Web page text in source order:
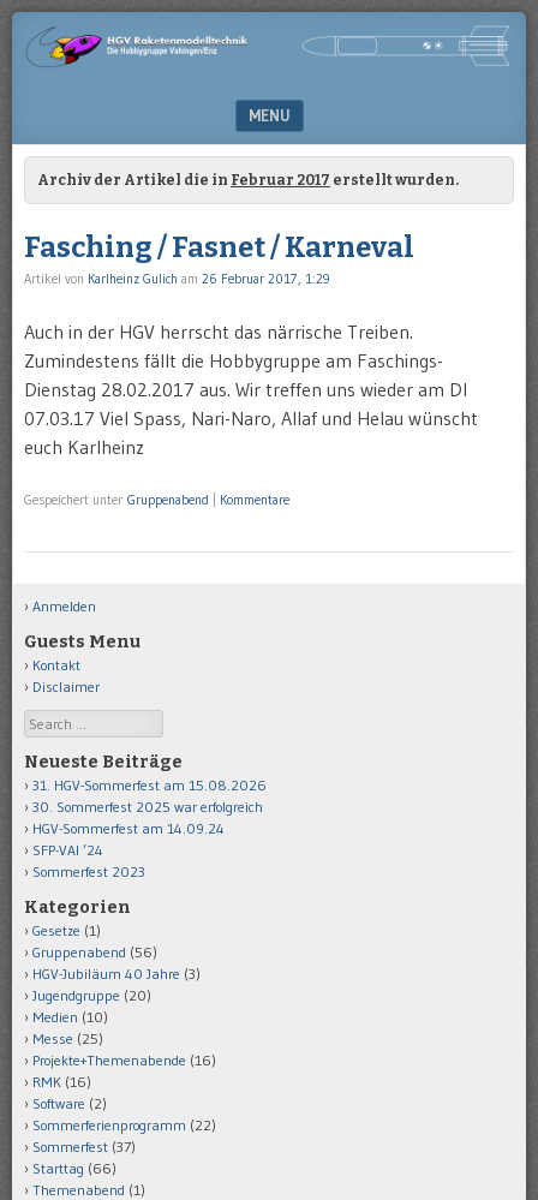
HGV-
Die
Hobbygruppe
MENU
SKIP TO CONTENT
Archiv der Artikel die in Februar 2017 erstellt wurden.
Fasching / Fasnet / Karneval
Artikel von Karlheinz Gulich am 26 Februar 2017, 1:29
Auch in der HGV herrscht das närrische Treiben.
Zumindestens fällt die Hobbygruppe am Faschings-
Dienstag 28.02.2017 aus. Wir treffen uns wieder am DI
07.03.17 Viel Spass, Nari-Naro, Allaf und Helau wünscht
euch Karlheinz
Gespeichert unter Gruppenabend Kommentare
Anmelden
Guests Menu
Kontakt
Disclaimer
Search
Neueste Beiträge
31. HGV-Sommerfest am 15.08.2026
30. Sommerfest 2025 war erfolgreich
HGV-Sommerfest am 14.09.24
SFP-VAI ’24
Sommerfest 2023
Kategorien
Gesetze (1)
Gruppenabend (56)
HGV-Jubiläum 40 Jahre (3)
Jugendgruppe (20)
Medien (10)
Messe (25)
Projekte+Themenabende (16)
RMK (16)
Software (2)
Sommerferienprogramm (22)
Sommerfest (37)
Starttag (66)
Themenabend (1)